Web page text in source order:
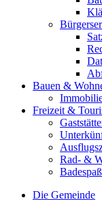
Bauen &
Freizeit &
Rad- &
Badespaß
Die Gemeinde